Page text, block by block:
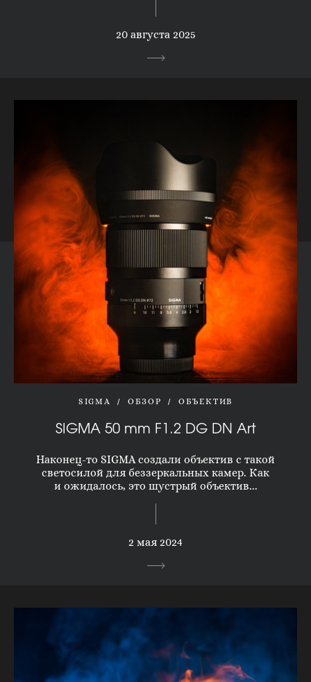
20 августа 2025
SIGMA ОБЗОР ОБЪЕКТИВ
SIGMA 50 mm F1.2 DG DN Art
Наконец-то SIGMA создали объектив с такой
светосилой для беззеркальных камер. Как
и ожидалось, это шустрый объектив...
2 мая 2024